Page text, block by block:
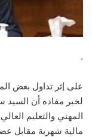
.
على إثر تداول بعض
لخبر مفاده أن السيد
المهني والتعليم
مالية شهرية مقابل